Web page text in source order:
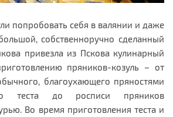
попробовать себя в валянии и даже
собственноручно сделанный
привезла из Пскова кулинарный
пряников-козуль – от
благоухающего пряностями
теста до росписи пряников
Во время приготовления теста и